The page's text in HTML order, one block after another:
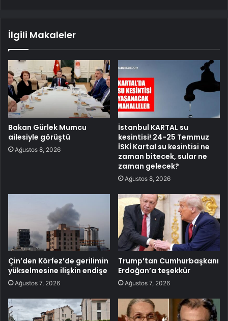
İlgili Makaleler
Bakan Gürlek Mumcu
ailesiyle görüştü
Ağustos 8, 2026
İstanbul KARTAL su
kesintisi! 24-25 Temmuz
İSKİ Kartal su kesintisi ne
zaman bitecek, sular ne
zaman gelecek?
Ağustos 8, 2026
Çin’den Körfez’de gerilimin
yükselmesine ilişkin endişe
Ağustos 7, 2026
Trump’tan Cumhurbaşkanı
Erdoğan’a teşekkür
Ağustos 7, 2026